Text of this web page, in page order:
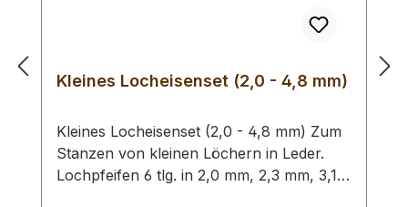
Kleines Locheisenset (2,0 - 4,8 mm)
Kleines Locheisenset (2,0 - 4,8 mm) Zum
Stanzen von kleinen Löchern in Leder.
Lochpfeifen 6 tlg. in 2,0 mm, 2,3 mm, 3,1